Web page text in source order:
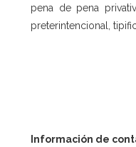
pena de pena
preterintencional,
Información de